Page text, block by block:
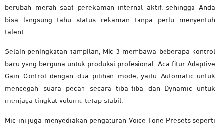
berubah merah saat perekaman internal aktif, sehingga Anda
bisa langsung tahu status rekaman tanpa perlu menyentuh
talent.
Selain peningkatan tampilan, Mic 3 membawa beberapa kontrol
baru yang berguna untuk produksi profesional. Ada fitur Adaptive
Gain Control dengan dua pilihan mode, yaitu Automatic untuk
mencegah suara pecah secara tiba-tiba dan Dynamic untuk
menjaga tingkat volume tetap stabil.
Mic ini juga menyediakan pengaturan Voice Tone Presets seperti